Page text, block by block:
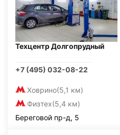
Техцентр Долгопрудный
+7 (495) 032-08-22
Ховрино(5,1 км)
Физтех(5,4 км)
Береговой пр-д, 5